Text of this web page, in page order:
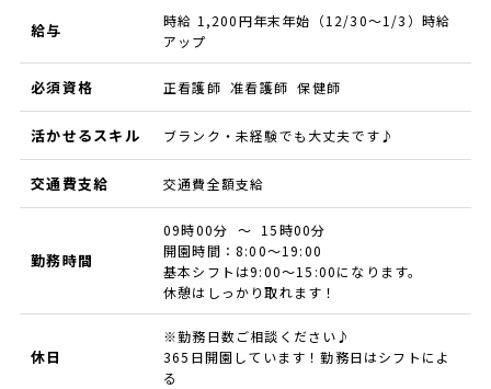
給与
時給 1,200円年末年始（12/30～1/3）時給
アップ
必須資格 正看護師 准看護師 保健師
活かせるスキル ブランク・未経験でも大丈夫です♪
交通費支給 交通費全額支給
勤務時間
09時00分 ～ 15時00分
開園時間：8:00～19:00
基本シフトは9:00～15:00になります。
休憩はしっかり取れます！
休日
※勤務日数ご相談ください♪
365日開園しています！勤務日はシフトによ
る